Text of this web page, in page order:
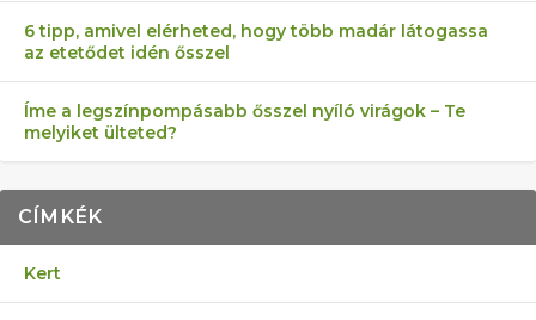
6 tipp, amivel elérheted, hogy több madár látogassa
az etetődet idén ősszel
Íme a legszínpompásabb ősszel nyíló virágok – Te
melyiket ülteted?
CÍMKÉK
Kert